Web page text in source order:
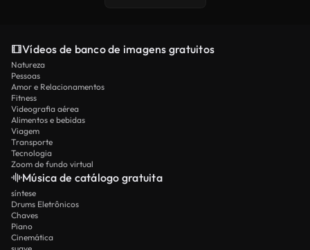
Vídeos de banco de imagens gratuitos
Natureza
Pessoas
Amor e Relacionamentos
Fitness
Videografia aérea
Alimentos e bebidas
Viagem
Transporte
Tecnologia
Zoom de fundo virtual
Música de catálogo gratuita
síntese
Drums Eletrônicos
Chaves
Piano
Cinemática